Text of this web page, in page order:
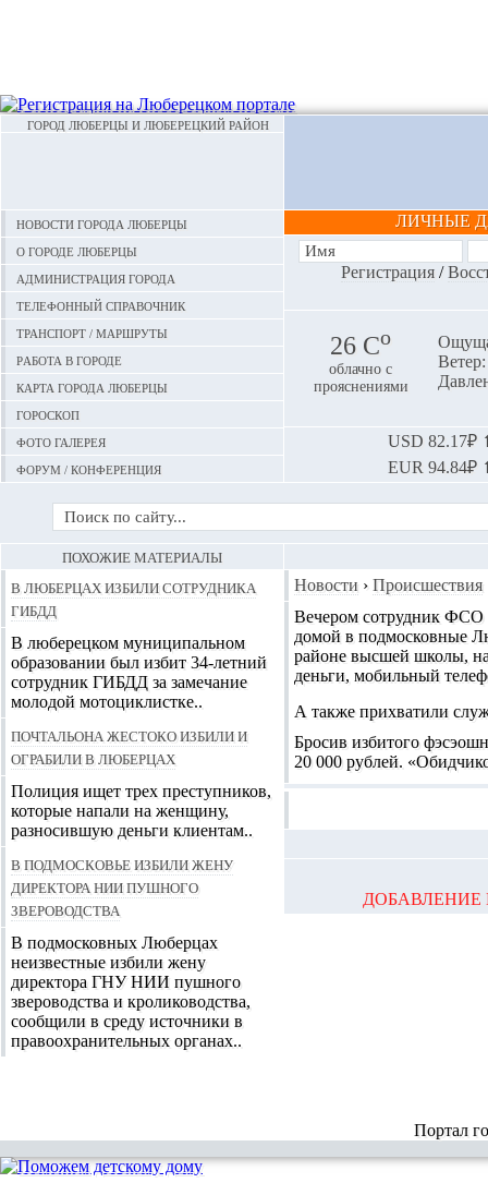
ГОРОД ЛЮБЕРЦЫ И ЛЮБЕРЕЦКИЙ РАЙОН
Новости города Люберцы
О городе Люберцы
Администрация города
Телефонный справочник
Транспорт / маршруты
Работа в городе
Карта города Люберцы
Гороскоп
Фото галерея
Форум / конференция
ЛИЧНЫЕ
Регистрация/
26 Сo
облачно с
прояснениями
USD 82.17₽
EUR 94.84₽
Новости › Происшествия
Вечером сотрудник
домой в подмосковные
районе высшей школы,
деньги, мобильный
А также прихватили
Бросив избитого
20 000 рублей.
ДОБАВЛЕНИЕ
ПОХОЖИЕ МАТЕРИАЛЫ
В Люберцах избили сотрудника
ГИБДД
В люберецком муниципальном
образовании был избит 34-летний
сотрудник ГИБДД за замечание
молодой мотоциклистке..
Почтальона жестоко избили и
ограбили в Люберцах
Полиция ищет трех преступников,
которые напали на женщину,
разносившую деньги клиентам..
В Подмосковье избили жену
директора НИИ пушного
звероводства
В подмосковных Люберцах
неизвестные избили жену
директора ГНУ НИИ пушного
звероводства и кролиководства,
сообщили в среду источники в
правоохранительных органах..
Портал